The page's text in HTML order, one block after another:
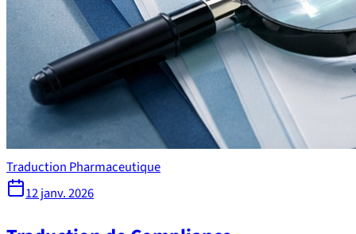
Traduction Pharmaceutique
12 janv. 2026